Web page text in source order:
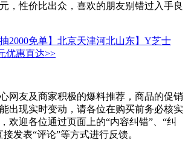
，性价比出众，喜欢的朋友别错过入手良
2000免单】北京天津河北山东】Y芝士
优惠直达>>
网友及商家积极的爆料推荐，商品的促销
出现实时变动，请各位在购买前务必核实
欢迎各位通过页面上的“内容纠错”、“纠
发表“评论”等方式进行反馈。